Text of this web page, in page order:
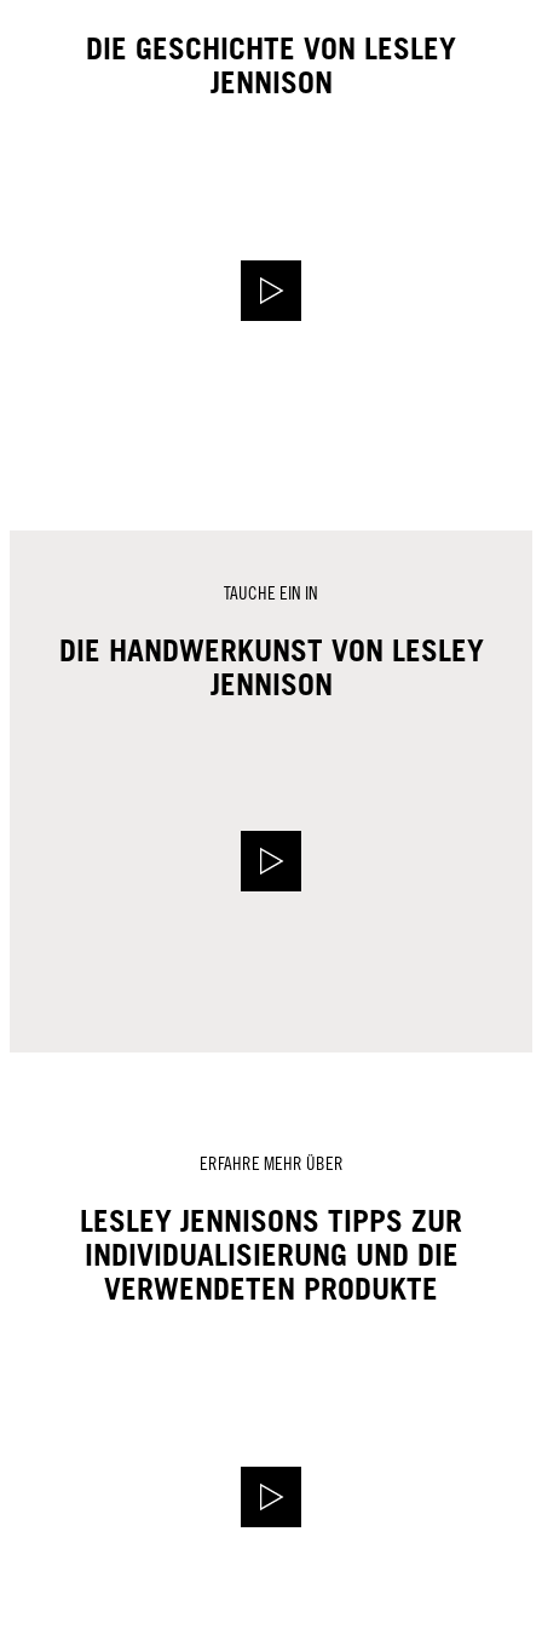
DIE GESCHICHTE VON LESLEY
JENNISON
TAUCHE EIN IN
DIE HANDWERKUNST VON LESLEY
JENNISON
ERFAHRE MEHR ÜBER
LESLEY JENNISONS TIPPS ZUR
INDIVIDUALISIERUNG UND DIE
VERWENDETEN PRODUKTE